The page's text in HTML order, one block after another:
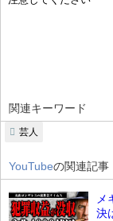
関連キーワード
芸人
YouTubeの関連記事
メ
決